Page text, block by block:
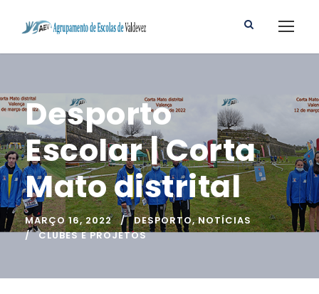
Desporto
Escolar | Corta
Mato distrital
MARÇO 16, 2022 DESPORTO, NOTÍCIAS
CLUBES E PROJETOS